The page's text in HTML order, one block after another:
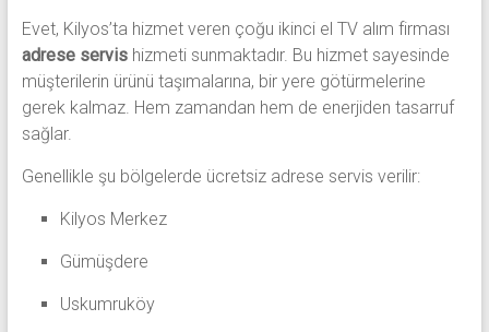
Evet, Kilyos’ta hizmet veren çoğu ikinci el TV alım firması
adrese servishizmeti sunmaktadır. Bu hizmet sayesinde
müşterilerin ürünü taşımalarına, bir yere götürmelerine
gerek kalmaz. Hem zamandan hem de enerjiden tasarruf
sağlar.
Genellikle şu bölgelerde ücretsiz adrese servis verilir:
Kilyos Merkez
Gümüşdere
Uskumruköy